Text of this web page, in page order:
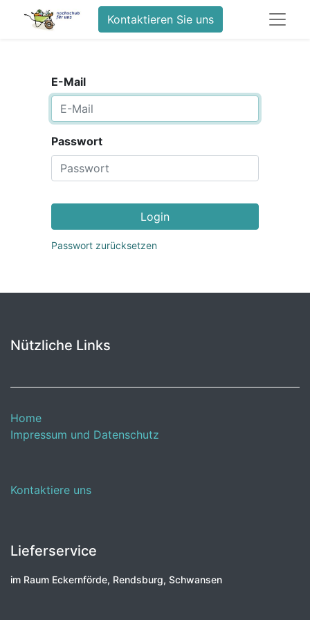
Kontaktieren Sie uns
E-Mail
Passwort
Login
Passwort zurücksetzen
Nützliche Links
Home
Impressum und Datenschutz
Kontaktiere uns
Lieferservice
im Raum Eckernförde, Rendsburg, Schwansen